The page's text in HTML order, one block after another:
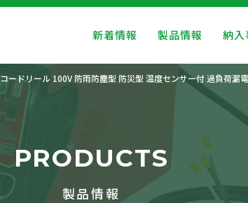
新着情報 製品情報 納入
コードリール 100V 防雨防塵型 防災型 温度センサー付 過負荷
PRODUCTS
製品情報